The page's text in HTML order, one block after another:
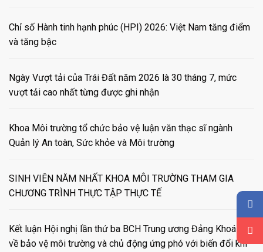
Chỉ số Hành tinh hạnh phúc (HPI) 2026: Việt Nam tăng điểm
và tăng bậc
Ngày Vượt tải của Trái Đất năm 2026 là 30 tháng 7, mức
vượt tải cao nhất từng được ghi nhận
Khoa Môi trường tổ chức bảo vệ luận văn thạc sĩ ngành
Quản lý An toàn, Sức khỏe và Môi trường
SINH VIÊN NĂM NHẤT KHOA MÔI TRƯỜNG THAM GIA
CHƯƠNG TRÌNH THỰC TẬP THỰC TẾ
Kết luận Hội nghị lần thứ ba BCH Trung ương Đảng Khoá XIV
về bảo vệ môi trường và chủ động ứng phó với biến đổi khí